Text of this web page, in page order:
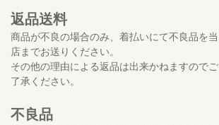
返品送料
商品が不良の場合のみ、着払いにて不良品を当
店までお送りください。
その他の理由による返品は出来かねますのでご
了承ください。
不良品